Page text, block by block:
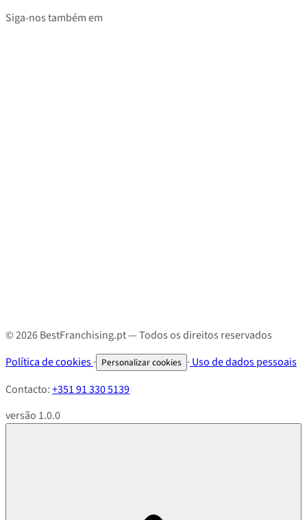
Siga-nos também em
© 2026 BestFranchising.pt — Todos os direitos reservados
Política de cookies· Personalizar cookies · Uso de dados pessoais
Contacto:+351 91 330 5139
versão 1.0.0